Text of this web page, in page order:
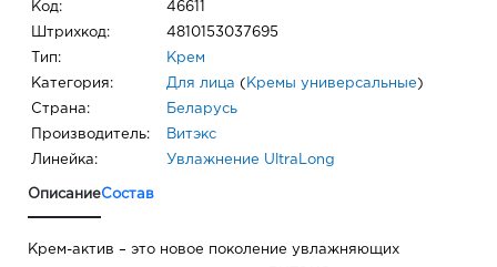
Код: 46611
Штрихкод: 4810153037695
Тип: Крем
Категория: Для лица ( Кремы универсальные )
Страна: Беларусь
Производитель: Витэкс
Линейка: Увлажнение UltraLong
ОписаниеСостав
Крем-актив – это новое поколение увлажняющих